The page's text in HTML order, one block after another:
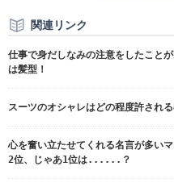
関連リンク
仕事で身だしなみの注意をしたこと
は髪型！
スーツのオシャレはどの程度許される
心を奮い立たせてくれる名言が多い
2位、じゃあ1位は......？